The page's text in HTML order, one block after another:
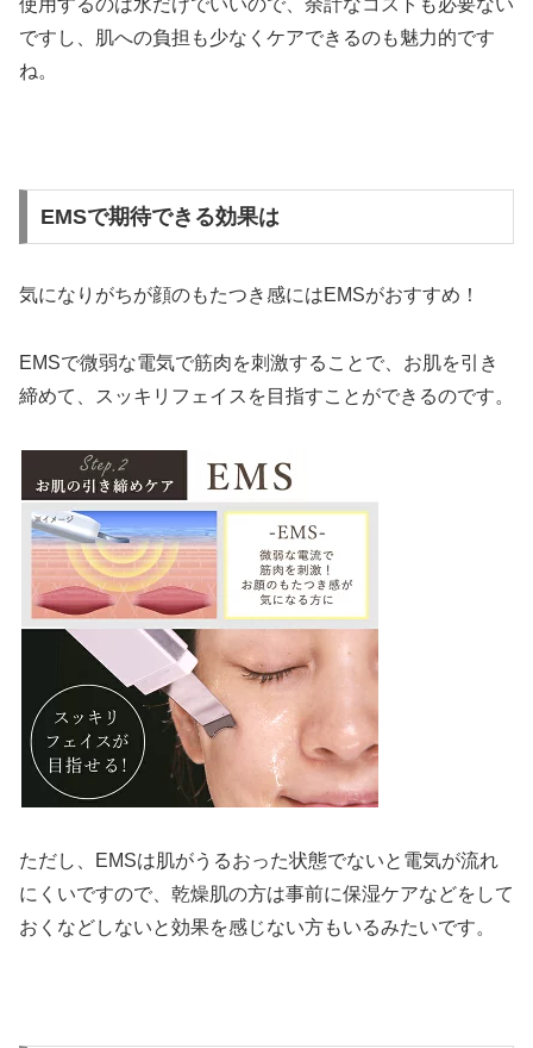
ですし、肌への負担も少なくケアできるのも魅力的です
ね。
EMSで期待できる効果は
気になりがちが顔のもたつき感にはEMSがおすすめ！
EMSで微弱な電気で筋肉を刺激することで、お肌を引き
締めて、スッキリフェイスを目指すことができるのです。
ただし、EMSは肌がうるおった状態でないと電気が流れ
にくいですので、乾燥肌の方は事前に保湿ケアなどをして
おくなどしないと効果を感じない方もいるみたいです。